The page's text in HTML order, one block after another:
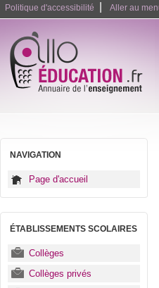
Politique d'accessibilité Aller au
NAVIGATION
Page d'accueil
ÉTABLISSEMENTS SCOLAIRES
Collèges
Collèges privés